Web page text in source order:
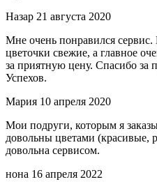
Назар 21 августа 2020
Мне очень понравился сервис.
цветочки свежие, а главное
за приятную цену. Спасибо за
Успехов.
Мария 10 апреля 2020
Мои подруги, которым я
довольны цветами (красивые,
довольна сервисом.
нона 16 апреля 2022